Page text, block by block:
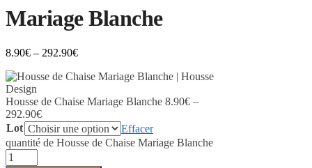
Mariage Blanche
8.90€ – 292.90€
Housse de Chaise Mariage Blanche 8.90€ –
292.90€
Lot
Effacer
quantité de Housse de Chaise Mariage Blanche